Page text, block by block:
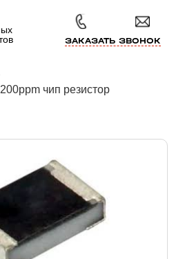
ЗАКАЗАТЬ ЗВОНОК
чип резистор